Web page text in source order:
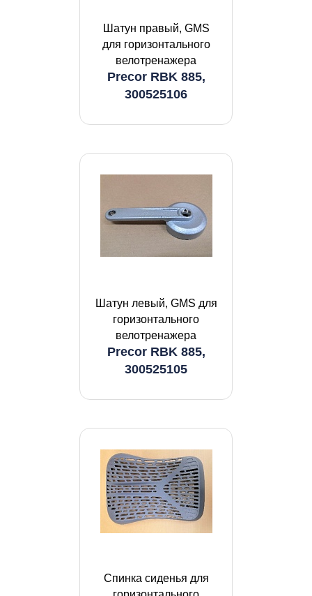
Шатун правый, GMS
для горизонтального
велотренажера
Precor RBK 885,
300525106
Шатун левый, GMS для
горизонтального
велотренажера
Precor RBK 885,
300525105
Спинка сиденья для